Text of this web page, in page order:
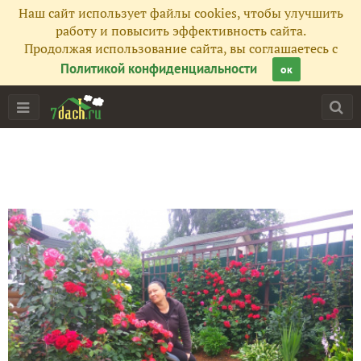
Наш сайт использует файлы cookies, чтобы улучшить
работу и повысить эффективность сайта.
Продолжая использование сайта, вы соглашаетесь с
Политикой конфиденциальности
ок
Все публикации 37
Фото 399
Сейчас обсуждают